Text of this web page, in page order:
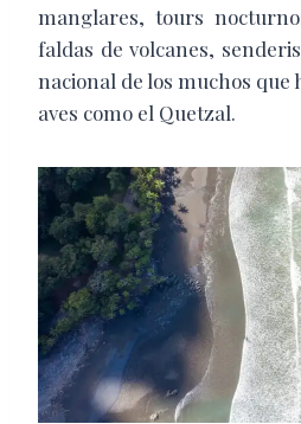
manglares, tours
faldas de volcanes,
nacional de los muchos que
aves como el Quetzal.